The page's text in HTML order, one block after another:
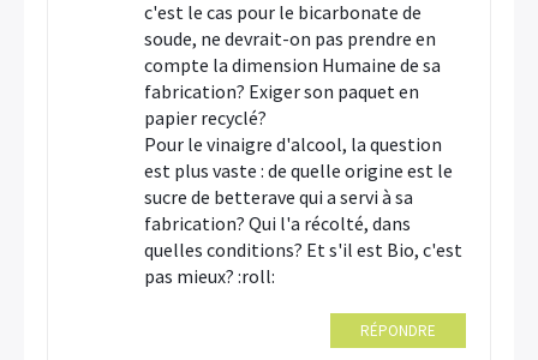
c'est le cas pour le bicarbonate de
soude, ne devrait-on pas prendre en
compte la dimension Humaine de sa
fabrication? Exiger son paquet en
papier recyclé?
Pour le vinaigre d'alcool, la question
est plus vaste : de quelle origine est le
sucre de betterave qui a servi à sa
fabrication? Qui l'a récolté, dans
quelles conditions? Et s'il est Bio, c'est
pas mieux? :roll:
RÉPONDRE